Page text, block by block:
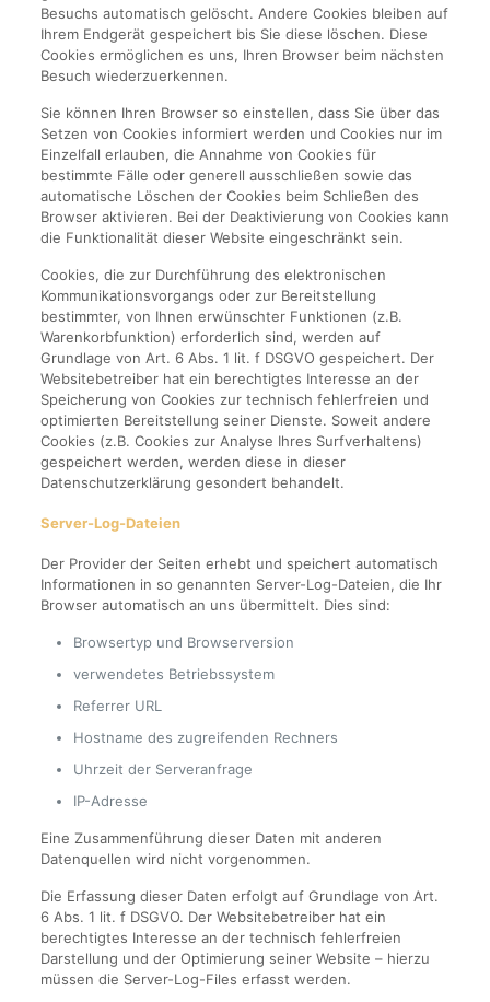
Besuchs automatisch gelöscht. Andere Cookies bleiben auf
Ihrem Endgerät gespeichert bis Sie diese löschen. Diese
Cookies ermöglichen es uns, Ihren Browser beim nächsten
Besuch wiederzuerkennen.
Sie können Ihren Browser so einstellen, dass Sie über das
Setzen von Cookies informiert werden und Cookies nur im
Einzelfall erlauben, die Annahme von Cookies für
bestimmte Fälle oder generell ausschließen sowie das
automatische Löschen der Cookies beim Schließen des
Browser aktivieren. Bei der Deaktivierung von Cookies kann
die Funktionalität dieser Website eingeschränkt sein.
Cookies, die zur Durchführung des elektronischen
Kommunikationsvorgangs oder zur Bereitstellung
bestimmter, von Ihnen erwünschter Funktionen (z.B.
Warenkorbfunktion) erforderlich sind, werden auf
Grundlage von Art. 6 Abs. 1 lit. f DSGVO gespeichert. Der
Websitebetreiber hat ein berechtigtes Interesse an der
Speicherung von Cookies zur technisch fehlerfreien und
optimierten Bereitstellung seiner Dienste. Soweit andere
Cookies (z.B. Cookies zur Analyse Ihres Surfverhaltens)
gespeichert werden, werden diese in dieser
Datenschutzerklärung gesondert behandelt.
Server-Log-Dateien
Der Provider der Seiten erhebt und speichert automatisch
Informationen in so genannten Server-Log-Dateien, die Ihr
Browser automatisch an uns übermittelt. Dies sind:
Browsertyp und Browserversion
verwendetes Betriebssystem
Referrer URL
Hostname des zugreifenden Rechners
Uhrzeit der Serveranfrage
IP-Adresse
Eine Zusammenführung dieser Daten mit anderen
Datenquellen wird nicht vorgenommen.
Die Erfassung dieser Daten erfolgt auf Grundlage von Art.
6 Abs. 1 lit. f DSGVO. Der Websitebetreiber hat ein
berechtigtes Interesse an der technisch fehlerfreien
Darstellung und der Optimierung seiner Website – hierzu
müssen die Server-Log-Files erfasst werden.